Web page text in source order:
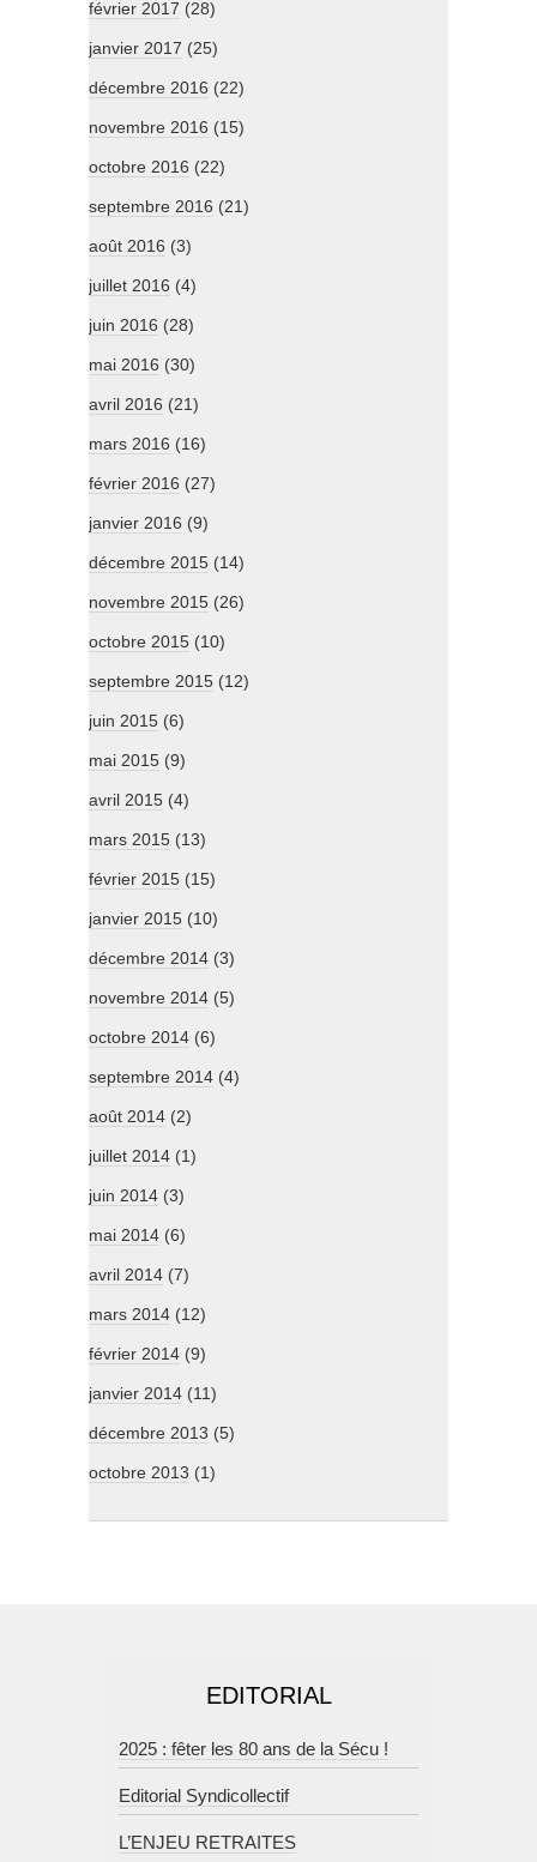
février 2017 (28)
janvier 2017 (25)
décembre 2016 (22)
novembre 2016 (15)
octobre 2016 (22)
septembre 2016 (21)
août 2016 (3)
juillet 2016 (4)
juin 2016 (28)
mai 2016 (30)
avril 2016 (21)
mars 2016 (16)
février 2016 (27)
janvier 2016 (9)
décembre 2015 (14)
novembre 2015 (26)
octobre 2015 (10)
septembre 2015 (12)
juin 2015 (6)
mai 2015 (9)
avril 2015 (4)
mars 2015 (13)
février 2015 (15)
janvier 2015 (10)
décembre 2014 (3)
novembre 2014 (5)
octobre 2014 (6)
septembre 2014 (4)
août 2014 (2)
juillet 2014 (1)
juin 2014 (3)
mai 2014 (6)
avril 2014 (7)
mars 2014 (12)
février 2014 (9)
janvier 2014 (11)
décembre 2013 (5)
octobre 2013 (1)
EDITORIAL
2025 : fêter les 80 ans de la Sécu !
Editorial Syndicollectif
L’ENJEU RETRAITES